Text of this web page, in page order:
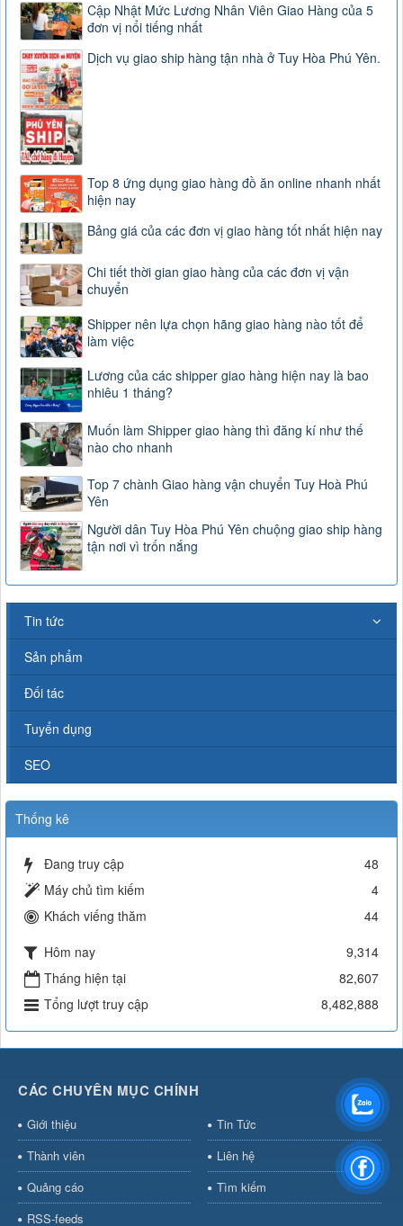
Cập Nhật Mức Lương Nhân Viên Giao Hàng của 5
đơn vị nổi tiếng nhất
Dịch vụ giao ship hàng tận nhà ở Tuy Hòa Phú Yên.
Top 8 ứng dụng giao hàng đồ ăn online nhanh nhất
hiện nay
Bảng giá của các đơn vị giao hàng tốt nhất hiện nay
Chi tiết thời gian giao hàng của các đơn vị vận
chuyển
Shipper nên lựa chọn hãng giao hàng nào tốt để
làm việc
Lương của các shipper giao hàng hiện nay là bao
nhiêu 1 tháng?
Muốn làm Shipper giao hàng thì đăng kí như thế
nào cho nhanh
Top 7 chành Giao hàng vận chuyển Tuy Hoà Phú
Yên
Người dân Tuy Hòa Phú Yên chuộng giao ship hàng
tận nơi vì trốn nắng
Tin tức
Sản phẩm
Đối tác
Tuyển dụng
SEO
Thống kê
Đang truy cập
48
Máy chủ tìm kiếm
4
Khách viếng thăm
44
Hôm nay
9,314
Tháng hiện tại
82,607
Tổng lượt truy cập
8,482,888
CÁC CHUYÊN MỤC CHÍNH
Giới thiệu
Tin Tức
Thành viên
Liên hệ
Quảng cáo
Tìm kiếm
RSS-feeds